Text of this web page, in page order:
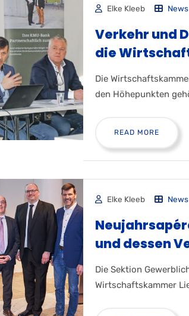
Elke Kleeb News
Verkehr und
die
Die
den Höhepunkten
READ MORE
Elke Kleeb News
und dessen
Die Sektion
Wirtschaftskammer